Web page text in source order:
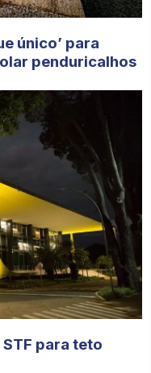
único’ para
penduricalhos
para teto